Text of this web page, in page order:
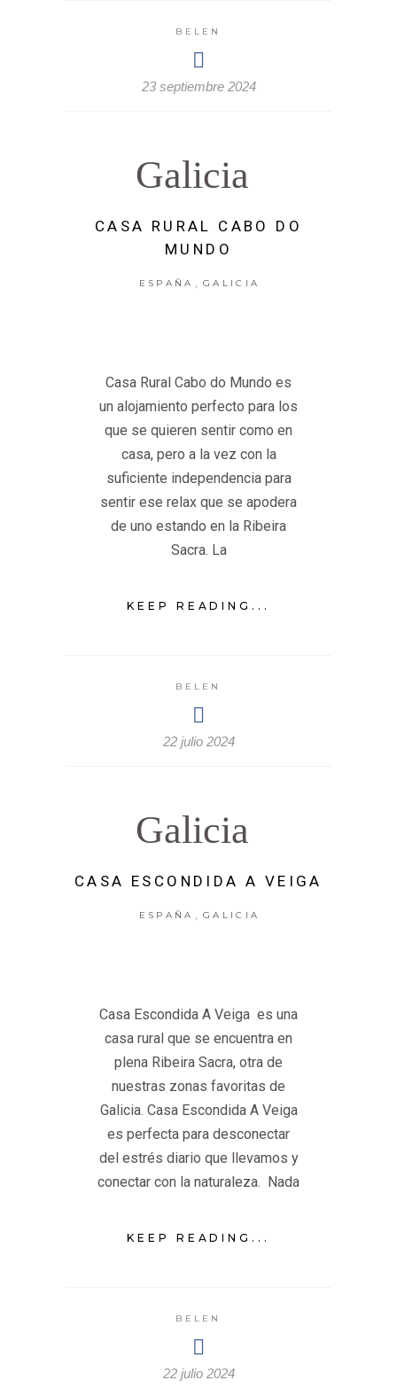
BELEN
23 septiembre 2024
Galicia
CASA RURAL CABO DO
MUNDO
ESPAÑA GALICIA
Casa Rural Cabo do Mundo es
un alojamiento perfecto para los
que se quieren sentir como en
casa, pero a la vez con la
suficiente independencia para
sentir ese relax que se apodera
de uno estando en la Ribeira
Sacra. La
KEEP READING...
BELEN
22 julio 2024
Galicia
CASA ESCONDIDA A VEIGA
ESPAÑA GALICIA
Casa Escondida A Veiga es una
casa rural que se encuentra en
plena Ribeira Sacra, otra de
nuestras zonas favoritas de
Galicia. Casa Escondida A Veiga
es perfecta para desconectar
del estrés diario que llevamos y
conectar con la naturaleza. Nada
KEEP READING...
BELEN
22 julio 2024